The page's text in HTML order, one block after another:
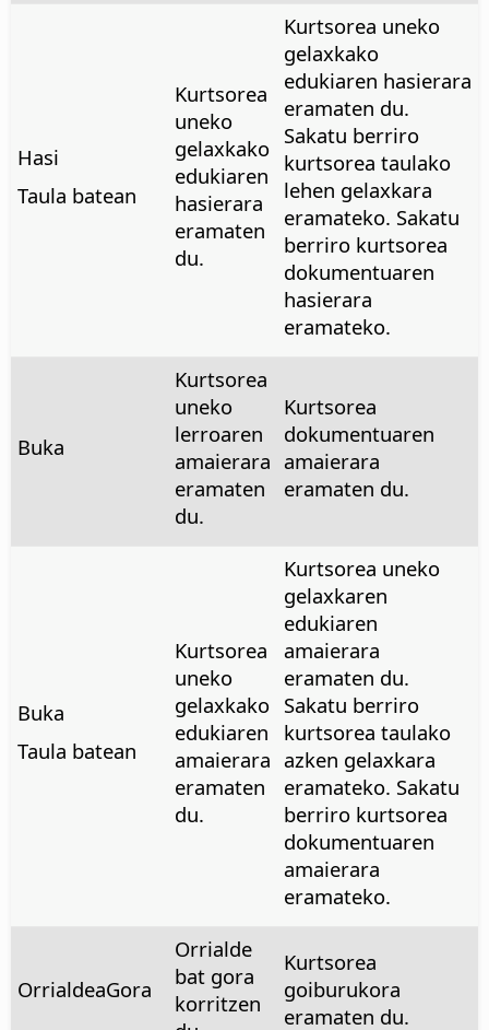
Hasi
Taula batean
Kurtsorea
uneko
gelaxkako
edukiaren
hasierara
eramaten
du.
Kurtsorea uneko
gelaxkako
edukiaren hasierara
eramaten du.
Sakatu berriro
kurtsorea taulako
lehen gelaxkara
eramateko. Sakatu
berriro kurtsorea
dokumentuaren
hasierara
eramateko.
Buka
Kurtsorea
uneko
lerroaren
amaierara
eramaten
du.
Kurtsorea
dokumentuaren
amaierara
eramaten du.
Buka
Taula batean
Kurtsorea
uneko
gelaxkako
edukiaren
amaierara
eramaten
du.
Kurtsorea uneko
gelaxkaren
edukiaren
amaierara
eramaten du.
Sakatu berriro
kurtsorea taulako
azken gelaxkara
eramateko. Sakatu
berriro kurtsorea
dokumentuaren
amaierara
eramateko.
OrrialdeaGora
Orrialde
bat gora
korritzen
Kurtsorea
goiburukora
eramaten du.